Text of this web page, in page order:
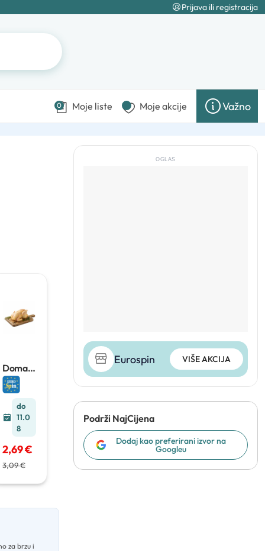
Prijava ili registracija
0 Moje liste Moje akcije Važno
Domać
e svježe
pileza
do
11.0
8
2,69 €
3,09 €
za brzu i
OGLAS
Eurospin VIŠE AKCIJA
Podrži NajCijena
Dodaj kao preferirani izvor na
Googleu